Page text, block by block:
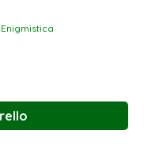
Enigmistica